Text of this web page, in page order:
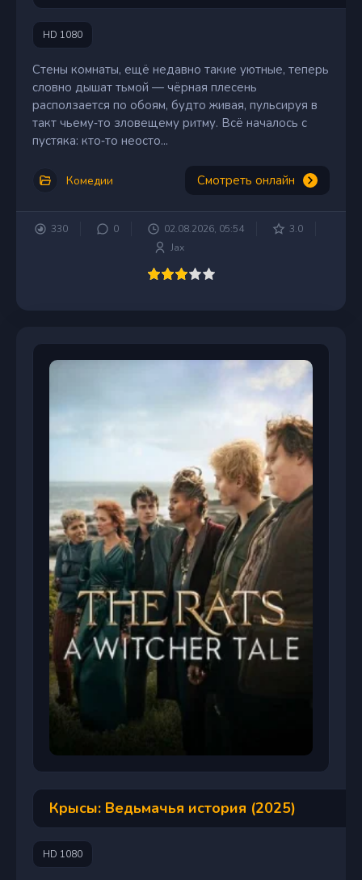
HD 1080
Стены комнаты, ещё недавно такие уютные, теперь
словно дышат тьмой — чёрная плесень
расползается по обоям, будто живая, пульсируя в
такт чьему‑то зловещему ритму. Всё началось с
пустяка: кто‑то неосто...
Комедии Смотреть онлайн
330 0 02.08.2026, 05:54
3.0
Jax
Крысы: Ведьмачья история (2025)
HD 1080